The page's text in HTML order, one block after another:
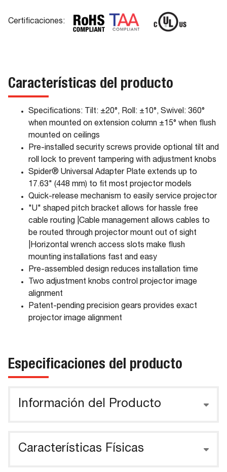
Certificaciones:
Características del producto
Specifications: Tilt: ±20°, Roll: ±10°, Swivel: 360°
when mounted on extension column ±15° when flush
mounted on ceilings
Pre-installed security screws provide optional tilt and
roll lock to prevent tampering with adjustment knobs
Spider® Universal Adapter Plate extends up to
17.63" (448 mm) to fit most projector models
Quick-release mechanism to easily service projector
"U" shaped pitch bracket allows for hassle free
cable routing |Cable management allows cables to
be routed through projector mount out of sight
|Horizontal wrench access slots make flush
mounting installations fast and easy
Pre-assembled design reduces installation time
Two adjustment knobs control projector image
alignment
Patent-pending precision gears provides exact
projector image alignment
Especificaciones del producto
Información del Producto
Características Físicas